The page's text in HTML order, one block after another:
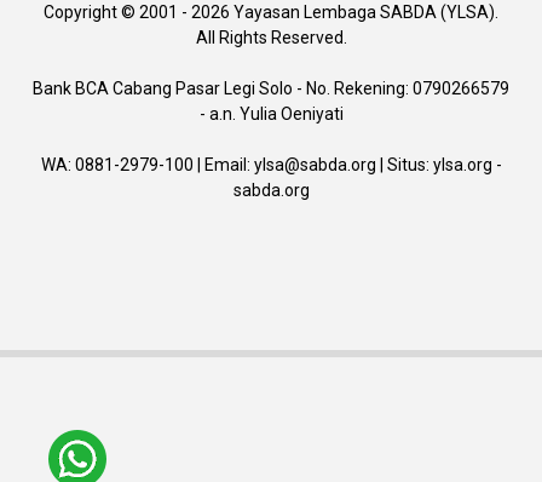
Copyright© 2001 - 2026 Yayasan Lembaga SABDA (YLSA).
All Rights Reserved.
Bank BCA Cabang Pasar Legi Solo - No. Rekening: 0790266579
- a.n. Yulia Oeniyati
WA: 0881-2979-100 | Email: ylsa@sabda.org | Situs: ylsa.org -
sabda.org